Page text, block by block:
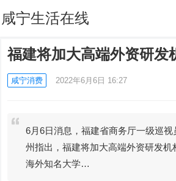
咸宁生活在线
福建将加大高端外资研发
咸宁消费 2022年6月6日 16:27
6月6日消息，福建省商务厅一级巡视
州指出，福建将加大高端外资研发机
海外知名大学…